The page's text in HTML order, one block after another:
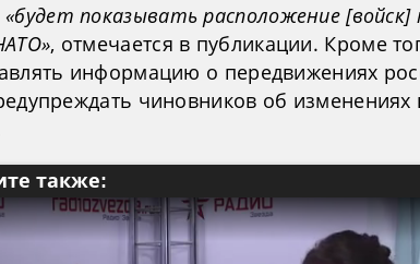
«будет показывать расположение
, отмечается в публикации. Кроме
информацию о передвижениях
чиновников об изменениях
также: